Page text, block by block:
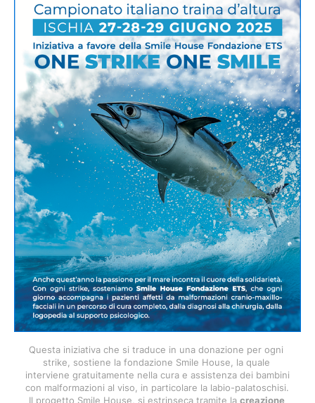
Questa iniziativa che si traduce in una donazione per ogni
strike, sostiene la fondazione Smile House, la quale
interviene gratuitamente nella cura e assistenza dei bambini
con malformazioni al viso, in particolare la labio-palatoschisi.
Il progetto Smile House, si estrinseca tramite la creazione